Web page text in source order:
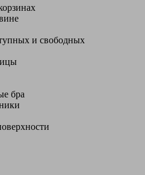
и свободных
бра